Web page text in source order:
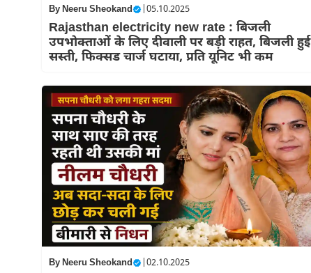
ByNeeru Sheokand | 05.10.2025
Rajasthan electricity new rate : बिजली
उपभोक्ताओं के लिए दीवाली पर बड़ी राहत, बिजली हुई
सस्ती, फिक्सड चार्ज घटाया, प्रति यूनिट भी कम
ByNeeru Sheokand | 02.10.2025